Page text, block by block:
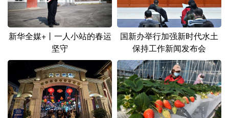
新华全媒+丨一人小站的春运
坚守
国新办举行加强新时代水土
保持工作新闻发布会